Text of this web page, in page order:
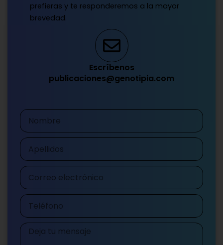
prefieras y te responderemos a la mayor
brevedad.
Escríbenos
publicaciones@genotipia.com
Nombre
Apellidos
Correo
electrónico
Teléfono
Mensaje